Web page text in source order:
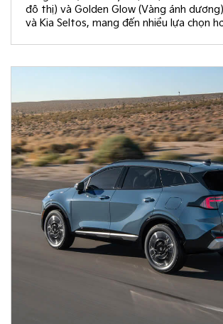
đô thị) và Golden Glow (Vàng ánh
và Kia Seltos, mang đến nhiều lựa chọn